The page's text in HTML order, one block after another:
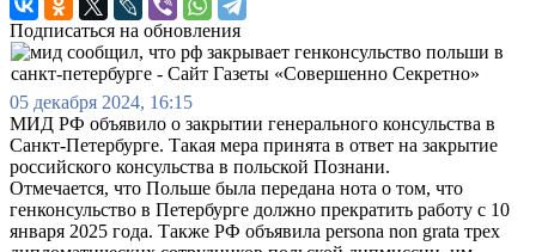
Подписаться на обновления
05 декабря 2024, 16:15
МИД РФ объявило о закрытии генерального консульства в
Санкт-Петербурге. Такая мера принята в ответ на закрытие
российского консульства в польской Познани.
Отмечается, что Польше была передана нота о том, что
генконсульство в Петербурге должно прекратить работу с 10
января 2025 года. Также РФ объявила persona non grata трех